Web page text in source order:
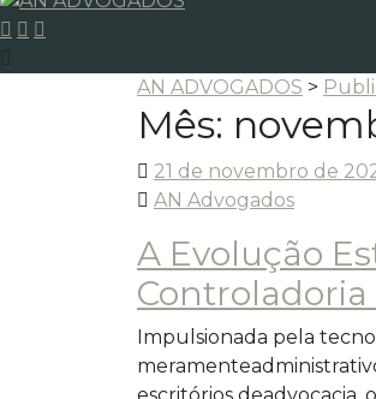
AN ADVOGADOS >
Mês:
21 de novembro de
AN Advogados
A Evolução
Controladoria
Impulsionada pela
escritórios deadvocacia,